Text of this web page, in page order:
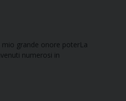
mio grande onore poterLa
numerosi in